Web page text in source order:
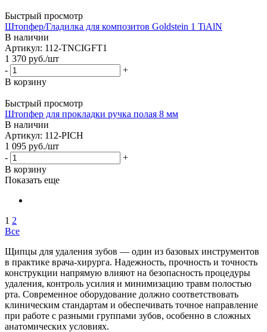
Быстрый просмотр
Штопфер/Гладилка для композитов Goldstein 1 TiAlN
В наличии
Артикул: 112-TNCIGFT1
1 370 руб./шт
-
+
В корзину
Быстрый просмотр
Штопфер для прокладки ручка полая 8 мм
В наличии
Артикул: 112-PICH
1 095 руб./шт
-
+
В корзину
Показать еще
1 2
Все
Щипцы для удаления зубов — один из базовых инструментов
в практике врача-хирурга. Надежность, прочность и точность
конструкции напрямую влияют на безопасность процедуры
удаления, контроль усилия и минимизацию травм полостью
рта. Современное оборудование должно соответствовать
клиническим стандартам и обеспечивать точное направление
при работе с разными группами зубов, особенно в сложных
анатомических условиях.